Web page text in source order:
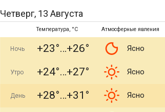
Четверг, 13 Августа
Температура, °C Атмосферные явления
Ночь +23° +26° Ясно
Утро +24° +27° Ясно
День +28° +31° Ясно